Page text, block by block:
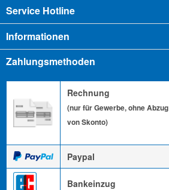
Service Hotline
Informationen
Zahlungsmethoden
Rechnung
(nur für Gewerbe, ohne Abzug
von Skonto)
Paypal
Bankeinzug